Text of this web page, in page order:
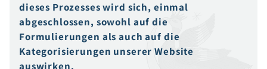
dieses Prozesses wird sich, einmal
abgeschlossen, sowohl auf die
Formulierungen als auch auf die
Kategorisierungen unserer Website
auswirken.